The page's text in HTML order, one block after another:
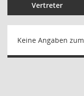
Vertreter
Keine Angaben